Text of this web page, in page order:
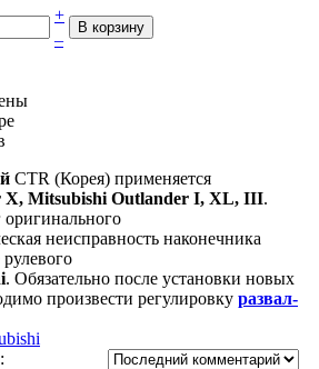
+
–
CTR (Корея) применяется
X, Mitsubishi Outlander I, XL, III.
неисправность наконечника
. Обязательно после установки новых
произвести регулировку развал-